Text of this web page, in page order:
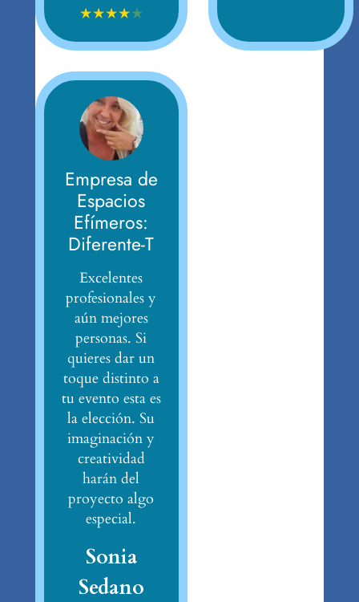
★★★★★
Empresa de
Espacios
Efímeros:
Diferente-T
Excelentes
profesionales y
aún mejores
personas. Si
quieres dar un
toque distinto a
tu evento esta es
la elección. Su
imaginación y
creatividad
harán del
proyecto algo
especial.
Sonia
Sedano